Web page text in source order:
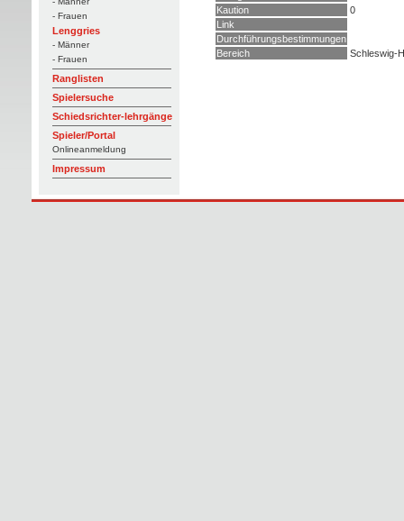
- Frauen
Lenggries
- Männer
- Frauen
Ranglisten
Spielersuche
Schiedsrichter-lehrgänge
Spieler/Portal
Onlineanmeldung
Impressum
Kaution
0
Link
Durchführungsbestimmungen
Bereich
Schleswig-